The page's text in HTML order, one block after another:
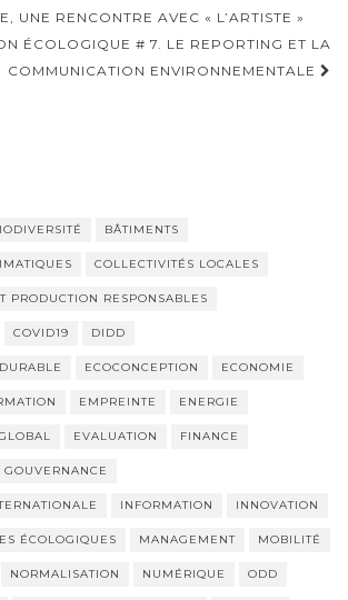
UNE RENCONTRE AVEC « L’ARTISTE »
ÉCOLOGIQUE # 7. LE REPORTING ET LA
COMMUNICATION ENVIRONNEMENTALE
BÂTIMENTS
COLLECTIVITÉS LOCALES
PRODUCTION RESPONSABLES
COVID19 DIDD
ECOCONCEPTION ECONOMIE
EMPREINTE ENERGIE
EVALUATION FINANCE
GOUVERNANCE
INFORMATION INNOVATION
ÉCOLOGIQUES MANAGEMENT MOBILITÉ
NORMALISATION NUMÉRIQUE ODD